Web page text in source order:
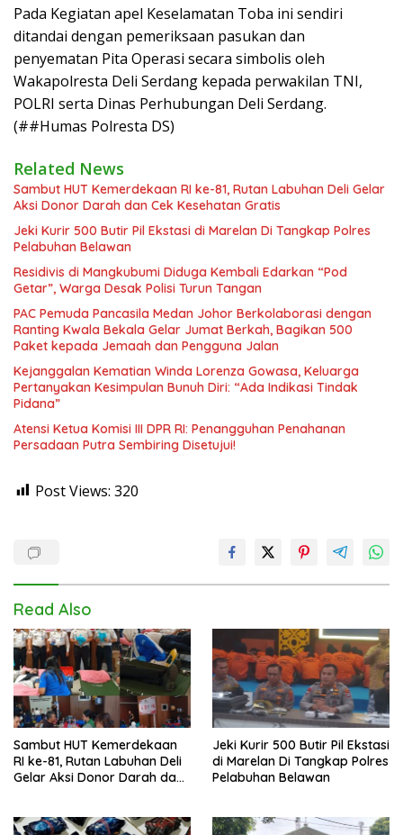
Pada Kegiatan apel Keselamatan Toba ini sendiri
ditandai dengan pemeriksaan pasukan dan
penyematan Pita Operasi secara simbolis oleh
Wakapolresta Deli Serdang kepada perwakilan TNI,
POLRI serta Dinas Perhubungan Deli Serdang.
(##Humas Polresta DS)
Related News
Sambut HUT Kemerdekaan RI ke-81, Rutan Labuhan Deli Gelar
Aksi Donor Darah dan Cek Kesehatan Gratis
Jeki Kurir 500 Butir Pil Ekstasi di Marelan Di Tangkap Polres
Pelabuhan Belawan
Residivis di Mangkubumi Diduga Kembali Edarkan “Pod
Getar”, Warga Desak Polisi Turun Tangan
PAC Pemuda Pancasila Medan Johor Berkolaborasi dengan
Ranting Kwala Bekala Gelar Jumat Berkah, Bagikan 500
Paket kepada Jemaah dan Pengguna Jalan
Kejanggalan Kematian Winda Lorenza Gowasa, Keluarga
Pertanyakan Kesimpulan Bunuh Diri: “Ada Indikasi Tindak
Pidana”
Atensi Ketua Komisi III DPR RI: Penangguhan Penahanan
Persadaan Putra Sembiring Disetujui!
Post Views: 320
Read Also
Sambut HUT Kemerdekaan
RI ke-81, Rutan Labuhan Deli
Gelar Aksi Donor Darah dan
Jeki Kurir 500 Butir Pil Ekstasi
di Marelan Di Tangkap Polres
Pelabuhan Belawan